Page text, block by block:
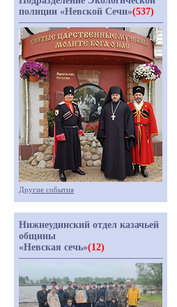
полиции «Невской Сечи»(537)
Другие события
Нижнеудинский отдел казачьей
общины
«Невская сечь»(12)